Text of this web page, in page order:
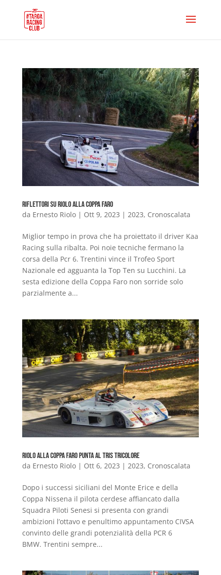
Riflettori su Riolo alla Coppa Faro
da Ernesto Riolo| Ott 9, 2023 | 2023, Cronoscalata
Miglior tempo in prova che ha proiettato il driver Kaa
Racing sulla ribalta. Poi noie tecniche fermano la
corsa della Pcr 6. Trentini vince il Trofeo Sport
Nazionale ed agguanta la Top Ten su Lucchini. La
sesta edizione della Coppa Faro non sorride solo
parzialmente a...
Riolo alla Coppa Faro punta al Tris tricolore
da Ernesto Riolo| Ott 6, 2023 | 2023, Cronoscalata
Dopo i successi siciliani del Monte Erice e della
Coppa Nissena il pilota cerdese affiancato dalla
Squadra Piloti Senesi si presenta con grandi
ambizioni l’ottavo e penultimo appuntamento CIVSA
convinto delle grandi potenzialità della PCR 6
BMW. Trentini sempre...